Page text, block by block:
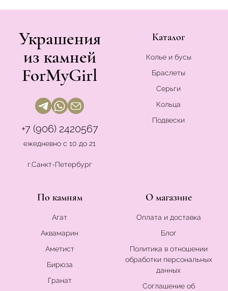
Украшения
из камней
ForMyGirl
+7 (906) 2420567
ежедневно с 10 до 21
г.Санкт-Петербург
Каталог
Колье и бусы
Браслеты
Серьги
Кольца
Подвески
По камням
Агат
Аквамарин
Аметист
Бирюза
Гранат
О магазине
Оплата и доставка
Блог
Политика в отношении
обработки персональных
данных
Соглашение об